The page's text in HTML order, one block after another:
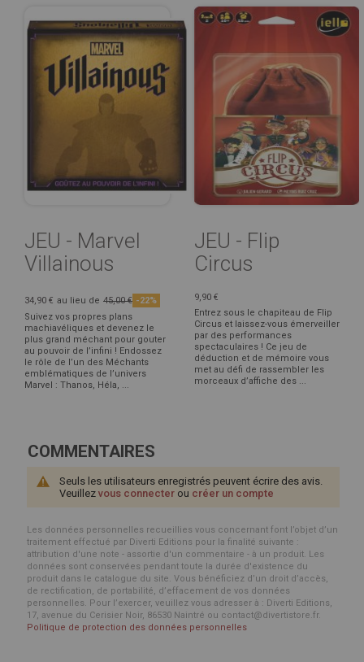
JEU - Marvel
Villainous
34,90 € au lieu de 45,00 € -22%
Suivez vos propres plans
machiavéliques et devenez le
plus grand méchant pour gouter
au pouvoir de l’infini ! Endossez
le rôle de l’un des Méchants
emblématiques de l’univers
Marvel : Thanos, Héla, ...
JEU - Flip
Circus
9,90 €
Entrez sous le chapiteau de Flip
Circus et laissez-vous émerveiller
par des performances
spectaculaires ! Ce jeu de
déduction et de mémoire vous
met au défi de rassembler les
morceaux d’affiche des ...
COMMENTAIRES
Seuls les utilisateurs enregistrés peuvent écrire des avis.
Veuillez vous connecter ou créer un compte
Les données personnelles recueillies vous concernant font l’objet d’un
traitement effectué par Diverti Editions pour la finalité suivante :
attribution d'une note - assortie d'un commentaire - à un produit. Les
données sont conservées pendant toute la durée d'existence du
produit dans le catalogue du site. Vous bénéficiez d’un droit d’accès,
de rectification, de portabilité, d’effacement de vos données
personnelles. Pour l’exercer, veuillez vous adresser à : Diverti Editions,
17, avenue du Cerisier Noir, 86530 Naintré ou contact@divertistore.fr.
Politique de protection des données personnelles